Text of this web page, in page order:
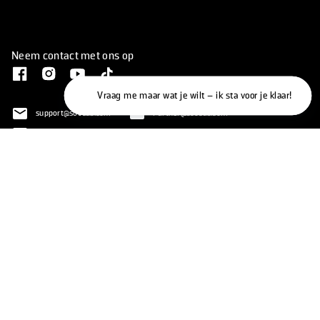
Neem contact met ons op
support@soocas.com
Partner@soocas.com
Vraag me maar wat je wilt – ik sta voor je klaar!